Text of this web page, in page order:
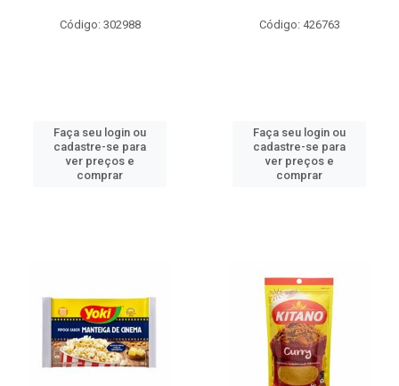
Código: 302988
Faça seu login ou
cadastre-se para
ver preços e
comprar
Código: 426763
Faça seu login ou
cadastre-se para
ver preços e
comprar